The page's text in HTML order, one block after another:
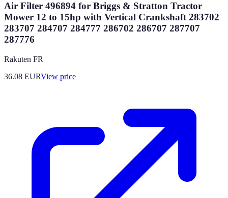
Air Filter 496894 for Briggs & Stratton Tractor
Mower 12 to 15hp with Vertical Crankshaft 283702
283707 284707 284777 286702 286707 287707
287776
Rakuten FR
36.08 EURView price